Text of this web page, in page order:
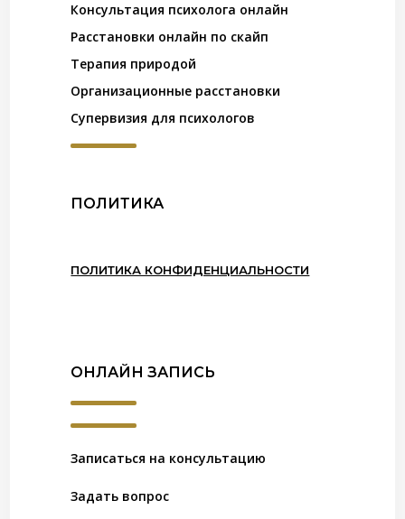
Консультация психолога онлайн
Расстановки онлайн по скайп
Терапия природой
Организационные расстановки
Супервизия для психологов
ПОЛИТИКА
ПОЛИТИКА КОНФИДЕНЦИАЛЬНОСТИ
ОНЛАЙН ЗАПИСЬ
Записаться на консультацию
Задать вопрос